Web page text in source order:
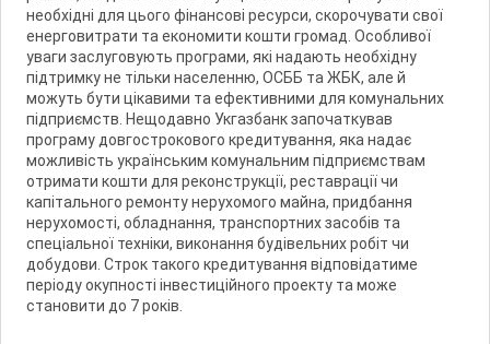
необхідні для цього фінансові ресурси, скорочувати свої
енерговитрати та економити кошти громад. Особливої
уваги заслуговують програми, які надають необхідну
підтримку не тільки населенню, ОСББ та ЖБК, але й
можуть бути цікавими та ефективними для комунальних
підприємств. Нещодавно Укгазбанк започаткував
програму довгострокового кредитування, яка надає
можливість українським комунальним підприємствам
отримати кошти для реконструкції, реставрації чи
капітального ремонту нерухомого майна, придбання
нерухомості, обладнання, транспортних засобів та
спеціальної техніки, виконання будівельних робіт чи
добудови. Строк такого кредитування відповідатиме
періоду окупності інвестиційного проекту та може
становити до 7 років.